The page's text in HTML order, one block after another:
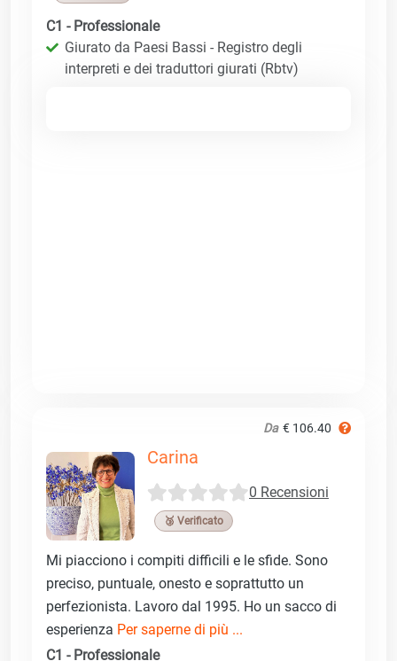
C1 - Professionale
Giurato da Paesi Bassi - Registro degli
interpreti e dei traduttori giurati (Rbtv)
Da € 106.40
Carina
0 Recensioni
🥉 Verificato
Mi piacciono i compiti difficili e le sfide. Sono
preciso, puntuale, onesto e soprattutto un
perfezionista. Lavoro dal 1995. Ho un sacco di
esperienza Per saperne di più ...
C1 - Professionale